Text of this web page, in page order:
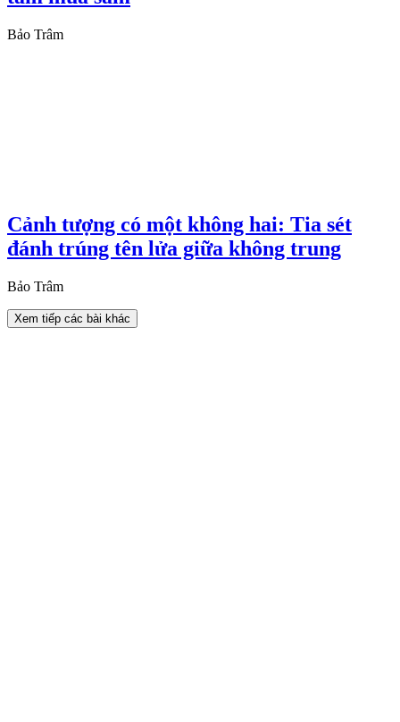
Bảo Trâm
Cảnh tượng có một không hai: Tia sét
đánh trúng tên lửa giữa không trung
Bảo Trâm
Xem tiếp các bài khác